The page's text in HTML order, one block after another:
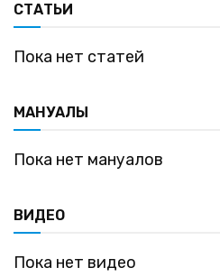
СТАТЬИ
Пока нет статей
МАНУАЛЫ
Пока нет мануалов
ВИДЕО
Пока нет видео